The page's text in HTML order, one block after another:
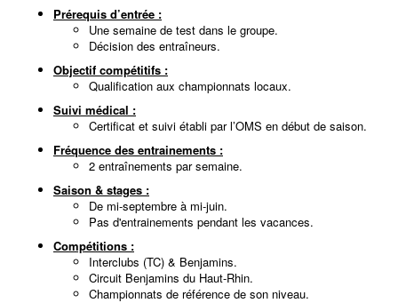
Prérequis d’entrée :
Une semaine de test dans le groupe.
Décision des entraîneurs.
Objectif compétitifs :
Qualification aux championnats locaux.
Suivi médical :
Certificat et suivi établi par l’OMS en début de saison.
Fréquence des entrainements :
2 entraînements par semaine.
Saison & stages :
De mi-septembre à mi-juin.
Pas d'entrainements pendant les vacances.
Compétitions :
Interclubs (TC) & Benjamins.
Circuit Benjamins du Haut-Rhin.
Championnats de référence de son niveau.